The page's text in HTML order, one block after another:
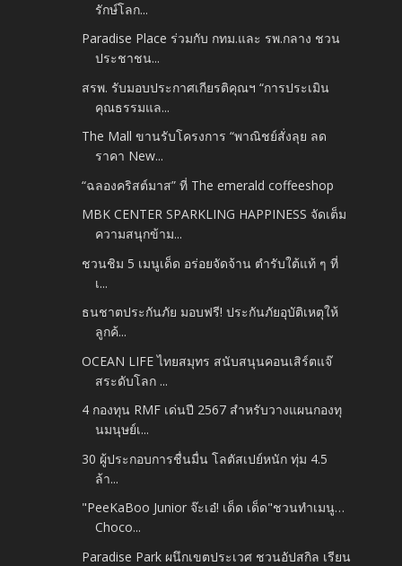
รักษ์โลก...
Paradise Place ร่วมกับ กทม.และ รพ.กลาง ชวน
ประชาชน...
สรพ. รับมอบประกาศเกียรติคุณฯ “การประเมิน
คุณธรรมแล...
The Mall ขานรับโครงการ “พาณิชย์สั่งลุย ลด
ราคา New...
“ฉลองคริสต์มาส” ที่ The emerald coffeeshop
MBK CENTER SPARKLING HAPPINESS จัดเต็ม
ความสนุกข้าม...
ชวนชิม 5 เมนูเด็ด อร่อยจัดจ้าน ตำรับใต้แท้ ๆ ที่
เ...
ธนชาตประกันภัย มอบฟรี! ประกันภัยอุบัติเหตุให้
ลูกค้...
OCEAN LIFE ไทยสมุทร สนับสนุนคอนเสิร์ตแจ๊
สระดับโลก ...
4 กองทุน RMF เด่นปี 2567 สำหรับวางแผนกองทุ
นมนุษย์เ...
30 ผู้ประกอบการชื่นมื่น โลตัสเปย์หนัก ทุ่ม 4.5
ล้า...
"PeeKaBoo Junior จ๊ะเอ๋! เด็ด เด็ด"ชวนทำเมนู…
Choco...
Paradise Park ผนึกเขตประเวศ ชวนอัปสกิล เรียน